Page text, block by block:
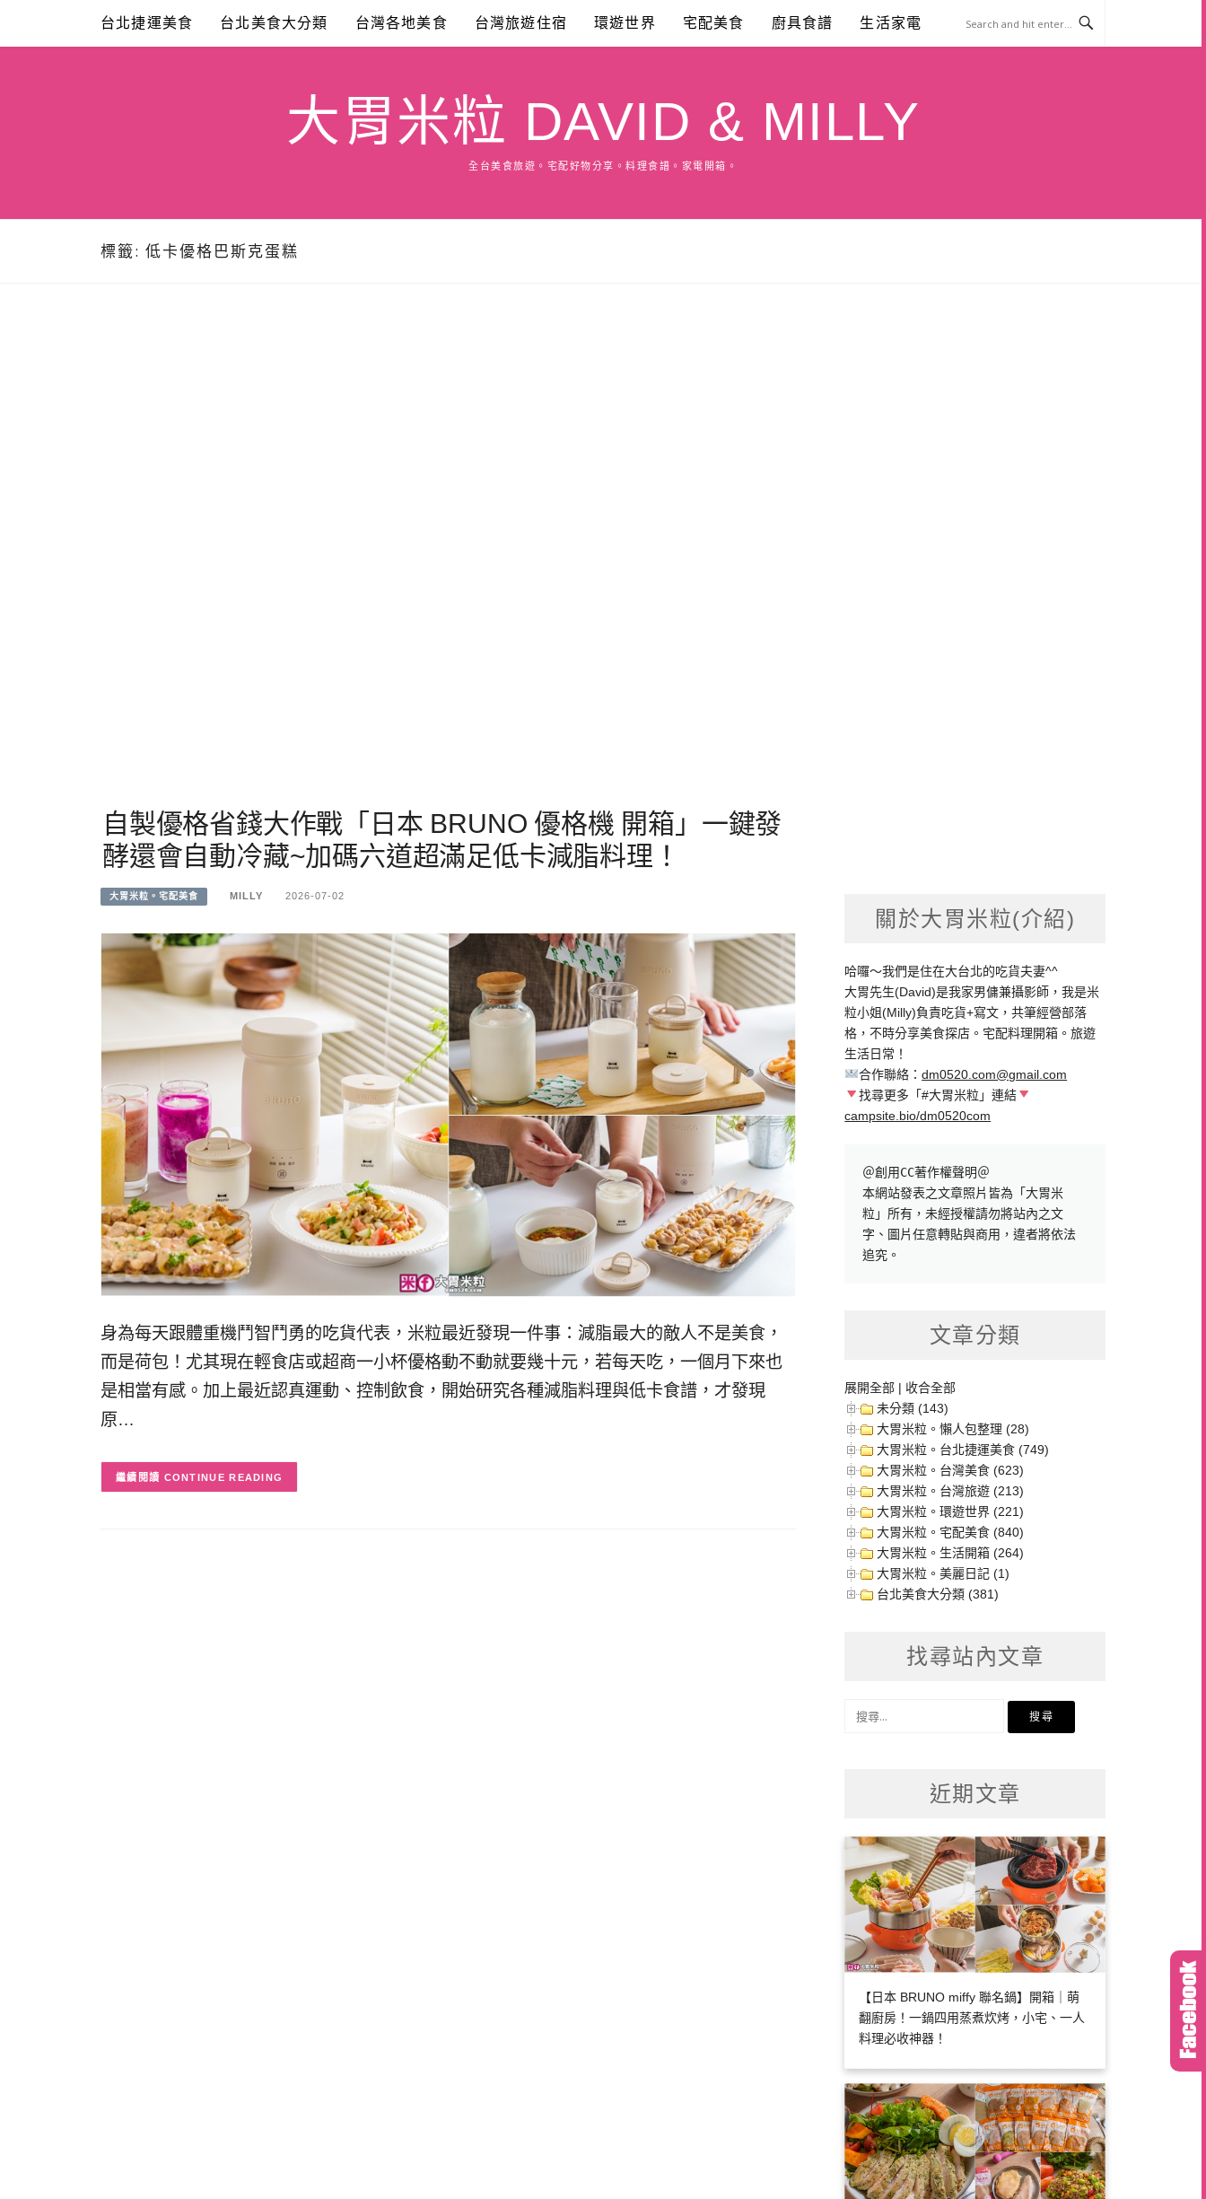
content
台北捷運美食 台北美食大分類 台灣各地美食 台灣旅遊住宿 環遊世界 宅配美食 廚具食譜 生活家電
大胃米粒 DAVID & MILLY
全台美食旅遊。宅配好物分享。料理食譜。家電開箱。
標籤: 低卡優格巴斯克蛋糕
自製優格省錢大作戰「日本 BRUNO 優格機 開箱」一鍵發
酵還會自動冷藏~加碼六道超滿足低卡減脂料理！
大胃米粒。宅配美食 MILLY 2026-07-02
身為每天跟體重機鬥智鬥勇的吃貨代表，米粒最近發現一件事：減脂最大的敵人不是美食，
而是荷包！尤其現在輕食店或超商一小杯優格動不動就要幾十元，若每天吃，一個月下來也
是相當有感。加上最近認真運動、控制飲食，開始研究各種減脂料理與低卡食譜，才發現
原…
CONTINUE READING
關於大胃米粒(介紹)
哈囉～我們是住在大台北的吃貨夫妻^^
大胃先生(David)是我家男傭兼攝影師，我是米
粒小姐(Milly)負責吃貨+寫文，共筆經營部落
格，不時分享美食探店。宅配料理開箱。旅遊
生活日常！
合作聯絡：dm0520.com@gmail.com
找尋更多「#大胃米粒」連結
campsite.bio/dm0520com
＠創用CC著作權聲明＠
本網站發表之文章照片皆為「大胃米
粒」所有，未經授權請勿將站內之文
字、圖片任意轉貼與商用，違者將依法
追究。
文章分類
展開全部 | 收合全部
未分類 (143)
大胃米粒。懶人包整理 (28)
大胃米粒。台北捷運美食 (749)
大胃米粒。台灣美食 (623)
大胃米粒。台灣旅遊 (213)
大胃米粒。環遊世界 (221)
大胃米粒。宅配美食 (840)
大胃米粒。生活開箱 (264)
大胃米粒。美麗日記 (1)
台北美食大分類 (381)
找尋站內文章
近期文章
【日本 BRUNO miffy 聯名鍋】開箱｜萌
翻廚房！一鍋四用蒸煮炊烤，小宅、一人
料理必收神器！